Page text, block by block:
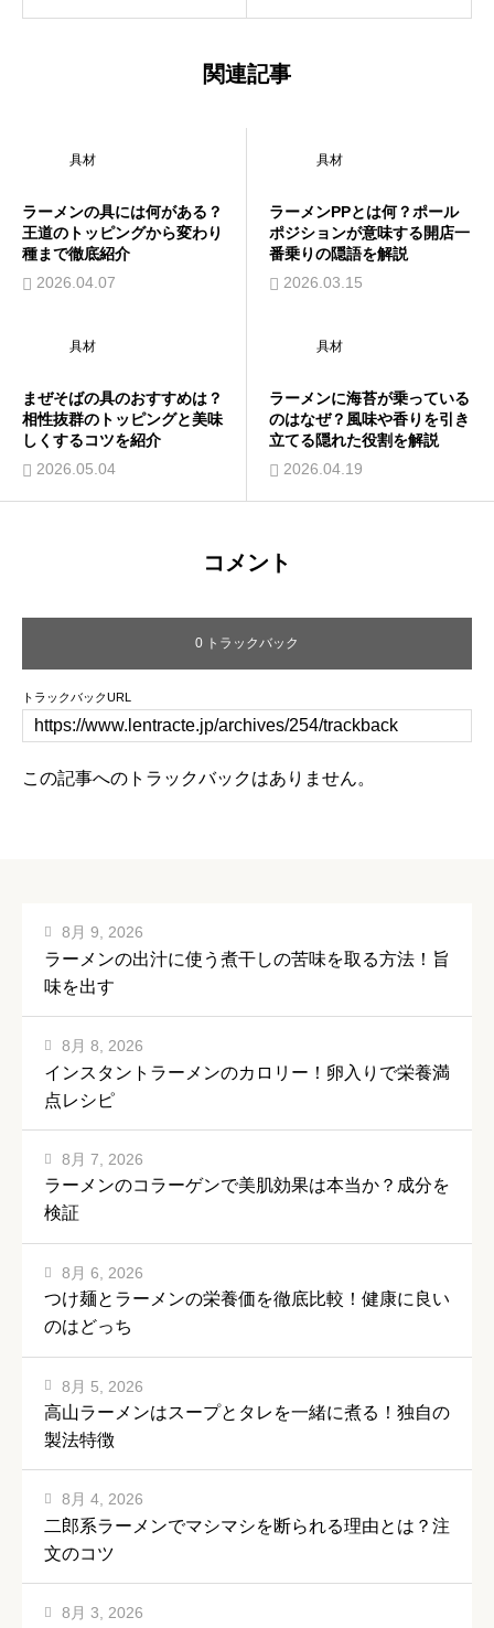
関連記事
具材
ラーメンの具には何がある？
王道のトッピングから変わり
種まで徹底紹介
2026.04.07
具材
ラーメンPPとは何？ポール
ポジションが意味する開店一
番乗りの隠語を解説
2026.03.15
具材
まぜそばの具のおすすめは？
相性抜群のトッピングと美味
しくするコツを紹介
2026.05.04
具材
ラーメンに海苔が乗っている
のはなぜ？風味や香りを引き
立てる隠れた役割を解説
2026.04.19
コメント
0 トラックバック
トラックバックURL
この記事へのトラックバックはありません。
ラーメンの出汁に使う煮干しの苦味を取る方法！旨
味を出す
8月 9, 2026
インスタントラーメンのカロリー！卵入りで栄養満
点レシピ
8月 8, 2026
ラーメンのコラーゲンで美肌効果は本当か？成分を
検証
8月 7, 2026
つけ麺とラーメンの栄養価を徹底比較！健康に良い
のはどっち
8月 6, 2026
高山ラーメンはスープとタレを一緒に煮る！独自の
製法特徴
8月 5, 2026
二郎系ラーメンでマシマシを断られる理由とは？注
文のコツ
8月 4, 2026
8月 3, 2026